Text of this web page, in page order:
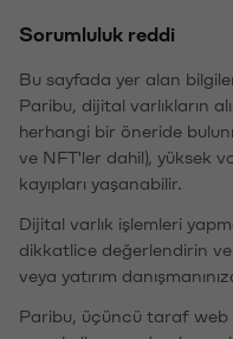
Sorumluluk reddi
Bu sayfada yer alan
Paribu, dijital varlıkların
herhangi bir öneride
ve NFT'ler dahil), yüksek
kayıpları yaşanabilir.
Dijital varlık işlemleri
dikkatlice değerlendirin
veya yatırım
Paribu, üçüncü taraf web